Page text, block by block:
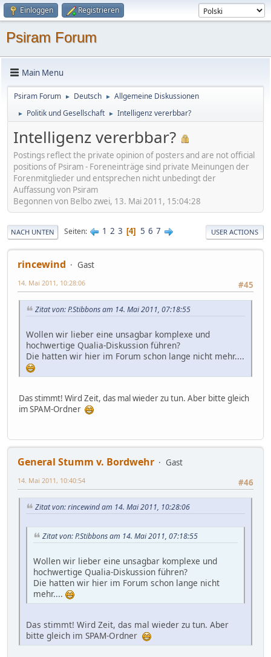
Einloggen Registrieren
Psiram Forum
Main Menu
Psiram Forum ► Deutsch ► Allgemeine Diskussionen
► Politik und Gesellschaft ► Intelligenz vererbbar?
Intelligenz vererbbar?
Postings reflect the private opinion of posters and are not official
positions of Psiram - Foreneinträge sind private Meinungen der
Forenmitglieder und entsprechen nicht unbedingt der
Auffassung von Psiram
Begonnen von Belbo zwei, 13. Mai 2011, 15:04:28
NACH UNTEN Seiten 1 2 3 4 5 6 7 USER ACTIONS
rincewind
Gast
#45
14. Mai 2011, 10:28:06
Zitat von: P.Stibbons am 14. Mai 2011, 07:18:55
Wollen wir lieber eine unsagbar komplexe und
hochwertige Qualia-Diskussion führen?
Die hatten wir hier im Forum schon lange nicht mehr....
Das stimmt! Wird Zeit, das mal wieder zu tun. Aber bitte gleich
im SPAM-Ordner
General Stumm v. Bordwehr
Gast
#46
14. Mai 2011, 10:40:54
Zitat von: rincewind am 14. Mai 2011, 10:28:06
Zitat von: P.Stibbons am 14. Mai 2011, 07:18:55
Wollen wir lieber eine unsagbar komplexe und
hochwertige Qualia-Diskussion führen?
Die hatten wir hier im Forum schon lange nicht
mehr....
Das stimmt! Wird Zeit, das mal wieder zu tun. Aber
bitte gleich im SPAM-Ordner